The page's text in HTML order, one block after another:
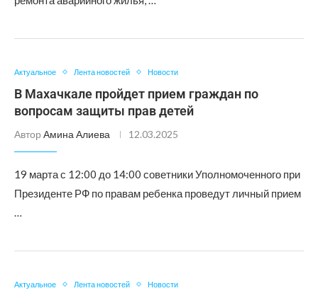
Актуальное Лента новостей Новости
В Махачкале пройдет прием граждан по
вопросам защиты прав детей
Автор Амина Алиева 12.03.2025
19 марта с 12:00 до 14:00 советники Уполномоченного при
Президенте РФ по правам ребенка проведут личный прием
…
Актуальное Лента новостей Новости